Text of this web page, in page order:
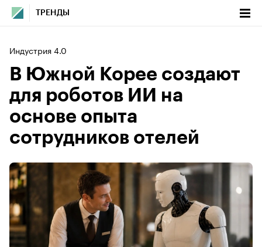
ТРЕНДЫ
Индустрия 4.0
В Южной Корее создают
для роботов ИИ на
основе опыта
сотрудников отелей